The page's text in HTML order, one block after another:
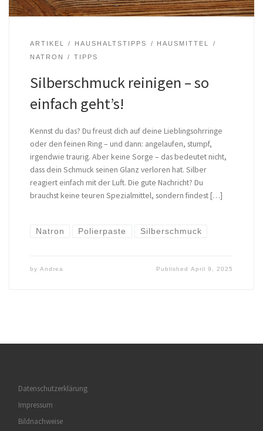
ARTIKEL HAUSHALTSTIPPS
HAUSMITTEL
NATRON
TIPPS
Silberschmuck reinigen – so
einfach geht’s!
Kennst du das? Du freust dich auf deine Lieblingsohrringe
oder den feinen Ring – und dann: angelaufen, stumpf,
irgendwie traurig. Aber keine Sorge – das bedeutet nicht,
dass dein Schmuck seinen Glanz verloren hat. Silber
reagiert einfach mit der Luft. Die gute Nachricht? Du
brauchst keine teuren Spezialmittel, sondern findest […]
Natron Polierpaste Silberschmuck
by Andrea PublishedApril 9, 2025
Datenschutzerklärung
Impressum
Bildnachweise